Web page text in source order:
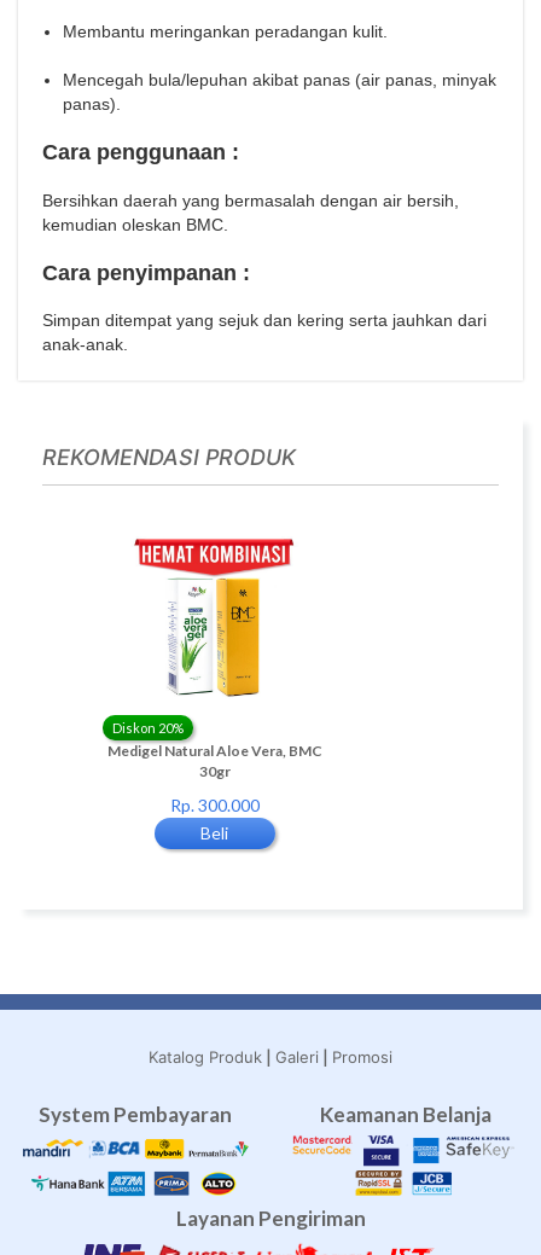
Membantu meringankan peradangan kulit.
Mencegah bula/lepuhan akibat panas (air panas, minyak
panas).
Cara penggunaan :
Bersihkan daerah yang bermasalah dengan air bersih,
kemudian oleskan BMC.
Cara penyimpanan :
Simpan ditempat yang sejuk dan kering serta jauhkan dari
anak-anak.
REKOMENDASI PRODUK
Diskon 20%
Medigel Natural Aloe Vera, BMC
30gr
Rp. 300.000
Beli
Katalog Produk | Galeri | Promosi
System Pembayaran Keamanan Belanja
Layanan Pengiriman